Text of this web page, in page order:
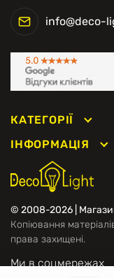
© 2008-2026 |
Копіювання
права захищені.
Ми в соцмережах
КАТЕГОРІЇ
ІНФОРМАЦІЯ
info@deco-